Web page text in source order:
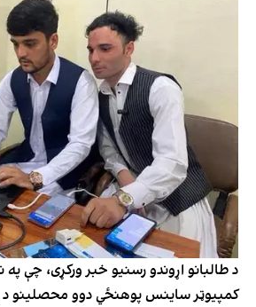
د طالبانو اړوندو رسنیو خبر ورکړی، چې په
کمپیوټر ساینس پوهنځي دوو محصلینو د